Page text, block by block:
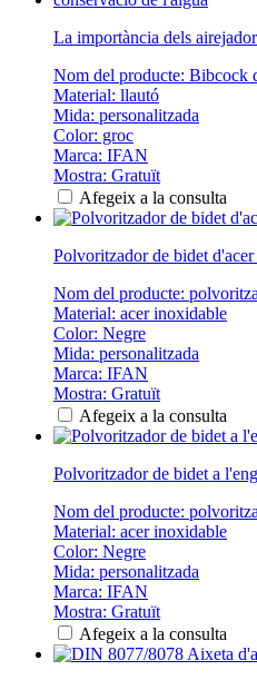
La importància dels
Nom del producte: Bibcock
Material: llautó
Mida: personalitzada
Color: groc
Marca: IFAN
Mostra: Gratuït
Afegeix a la consulta
Polvoritzador de bidet
Nom del producte:
Material: acer inoxidable
Color: Negre
Mida: personalitzada
Marca: IFAN
Mostra: Gratuït
Afegeix a la consulta
Polvoritzador de bidet a
Nom del producte:
Material: acer inoxidable
Color: Negre
Mida: personalitzada
Marca: IFAN
Mostra: Gratuït
Afegeix a la consulta